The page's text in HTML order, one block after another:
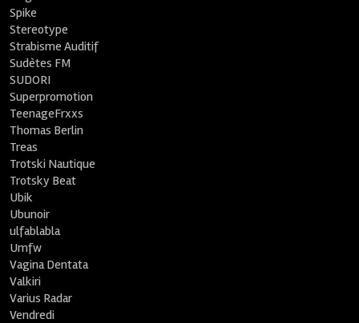
Spike
Stereotype
Strabisme Auditif
Sudètes FM
SUDORI
Superpromotion
TeenageFrxxs
Thomas Berlin
Treas
Trotski Nautique
Trotsky Beat
Ubik
Ubunoir
ulfablabla
Umfw
Vagina Dentata
Valkiri
Varius Radar
Vendredi